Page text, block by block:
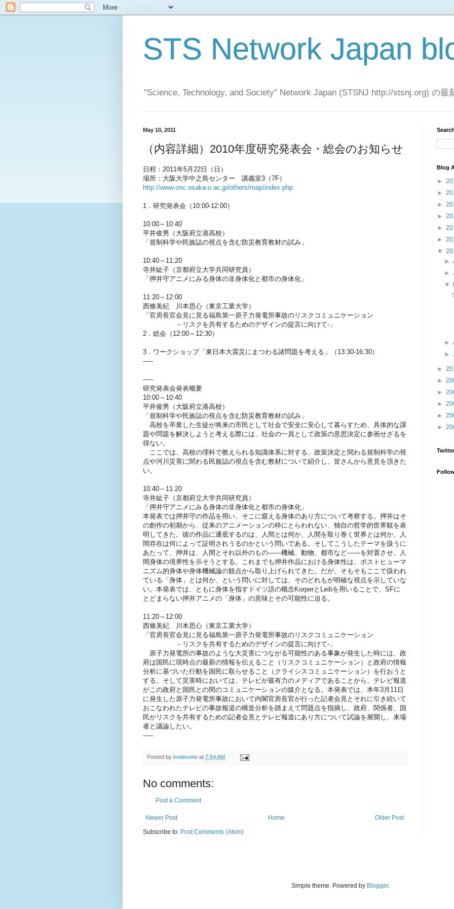
STS Network Japan
"Science, Technology, and Society" Network Japan (STSNJ http://stsnj.org) の最
May 10, 2011
（内容詳細）2010年度研究発表会・総会のお知らせ
日程：2011年5月22日（日）
場所：大阪大学中之島センター 講義室3（7F）
http://www.onc.osaka-u.ac.jp/others/map/index.php
1．研究発表会（10:00-12:00）
10:00～10:40
平井俊男（大阪府立港高校）
「規制科学や民族誌の視点を含む防災教育教材の試み」
10:40～11:20
寺井紘子（京都府立大学共同研究員）
「押井守アニメにみる身体の非身体化と都市の身体化」
11:20～12:00
西條美紀 川本思心（東京工業大学）
「官房長官会見に見る福島第一原子力発電所事故のリスクコミュニケーション
－リスクを共有するためのデザインの提言に向けて‐」
2．総会（12:00～12:30）
3．ワークショップ「東日本大震災にまつわる諸問題を考える」（13:30-16:30）
-----
-----
研究発表会発表概要
10:00～10:40
平井俊男（大阪府立港高校）
「規制科学や民族誌の視点を含む防災教育教材の試み」
高校を卒業した生徒が将来の市民として社会で安全に安心して暮らすため、具体的な課
題や問題を解決しようと考える際には、社会の一員として政策の意思決定に参画せざるを
得ない。
ここでは、高校の理科で教えられる知識体系に対する、政策決定と関わる規制科学の視
点や河川災害に関わる民族誌の視点を含む教材について紹介し、皆さんから意見を頂きた
い。
10:40～11:20
寺井紘子（京都府立大学共同研究員）
「押井守アニメにみる身体の非身体化と都市の身体化」
本発表では押井守の作品を用い、そこに窺える身体のあり方について考察する。押井はそ
の創作の初期から、従来のアニメーションの枠にとらわれない、独自の哲学的世界観を表
明してきた。彼の作品に通底するのは、人間とは何か、人間を取り巻く世界とは何か、人
間存在は何によって証明されうるのかという問いである。そしてこうしたテーマを扱うに
あたって、押井は、人間とそれ以外のもの――機械、動物、都市など――を対置させ、人
間身体の境界性を示そうとする。これまでも押井作品における身体性は、ポストヒューマ
ニズム的身体や身体機械論の観点から取り上げられてきた。だが、そもそもここで扱われ
ている「身体」とは何か、という問いに対しては、そのどれもが明確な視点を示していな
い。本発表では、ともに身体を指すドイツ語の概念KorperとLeibを用いることで、SFに
とどまらない押井アニメの「身体」の意味とその可能性に迫る。
11:20～12:00
西條美紀 川本思心（東京工業大学）
「官房長官会見に見る福島第一原子力発電所事故のリスクコミュニケーション
－リスクを共有するためのデザインの提言に向けて‐」
原子力発電所の事故のような大災害につながる可能性のある事象が発生した時には、政
府は国民に現時点の最新の情報を伝えること（リスクコミュニケーション）と政府の情報
分析に基づいた行動を国民に取らせること（クライシスコミュニケーション）を行おうと
する。そして災害時においては、テレビが最有力のメディアであることから、テレビ報道
がこの政府と国民との間のコミュニケーションの媒介となる。本発表では、本年3月11日
に発生した原子力発電所事故において内閣官房長官が行った記者会見とそれに引き続いて
おこなわれたテレビの事故報道の構造分析を踏まえて問題点を指摘し、政府、関係者、国
民がリスクを共有するための記者会見とテレビ報道にあり方について試論を展開し、来場
者と議論したい。
-----
Posted by knatsume at 7:54 AM
No comments:
Post a Comment
Newer Post Older Post
Home
Subscribe to: Post Comments (Atom)
Blog
►
►
►
►
►
►
▼
►
►
▼
►
►
►
►
►
►
►
►
Simple theme. Powered by Blogger.